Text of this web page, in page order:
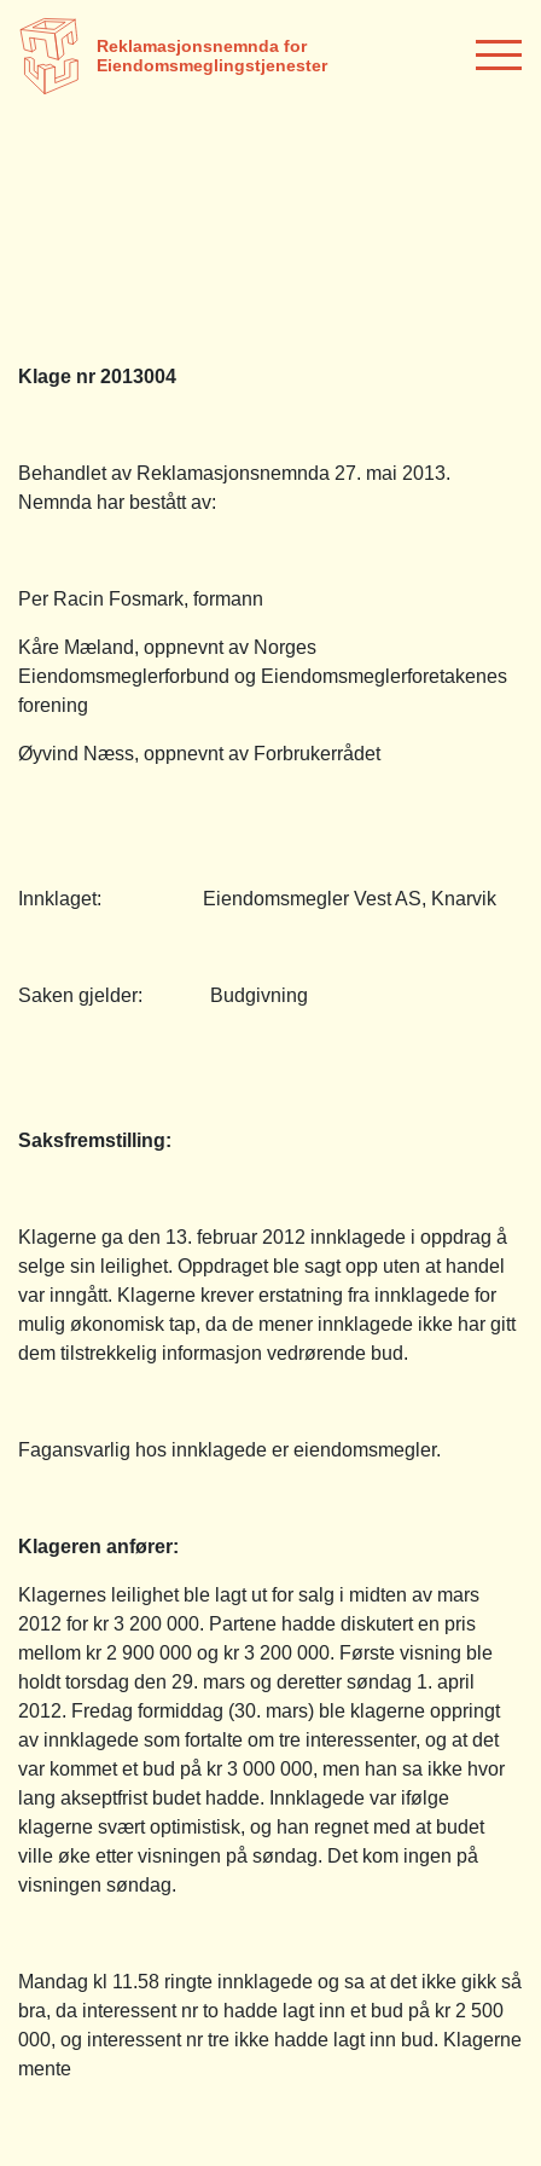
Reklamasjonsnemnda for
Eiendomsmeglingstjenester
Klage nr 2013004
Behandlet av Reklamasjonsnemnda 27. mai 2013.
Nemnda har bestått av:
Per Racin Fosmark, formann
Kåre Mæland, oppnevnt av Norges
Eiendomsmeglerforbund og Eiendomsmeglerforetakenes
forening
Øyvind Næss, oppnevnt av Forbrukerrådet
Innklaget: Eiendomsmegler Vest AS, Knarvik
Saken gjelder: Budgivning
Saksfremstilling:
Klagerne ga den 13. februar 2012 innklagede i oppdrag å
selge sin leilighet. Oppdraget ble sagt opp uten at handel
var inngått. Klagerne krever erstatning fra innklagede for
mulig økonomisk tap, da de mener innklagede ikke har gitt
dem tilstrekkelig informasjon vedrørende bud.
Fagansvarlig hos innklagede er eiendomsmegler.
Klageren anfører:
Klagernes leilighet ble lagt ut for salg i midten av mars
2012 for kr 3 200 000. Partene hadde diskutert en pris
mellom kr 2 900 000 og kr 3 200 000. Første visning ble
holdt torsdag den 29. mars og deretter søndag 1. april
2012. Fredag formiddag (30. mars) ble klagerne oppringt
av innklagede som fortalte om tre interessenter, og at det
var kommet et bud på kr 3 000 000, men han sa ikke hvor
lang akseptfrist budet hadde. Innklagede var ifølge
klagerne svært optimistisk, og han regnet med at budet
ville øke etter visningen på søndag. Det kom ingen på
visningen søndag.
Mandag kl 11.58 ringte innklagede og sa at det ikke gikk så
bra, da interessent nr to hadde lagt inn et bud på kr 2 500
000, og interessent nr tre ikke hadde lagt inn bud. Klagerne
mente